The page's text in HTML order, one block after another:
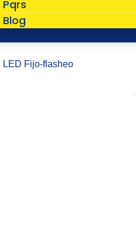
Pqrs
Blog
LED Fijo-flasheo